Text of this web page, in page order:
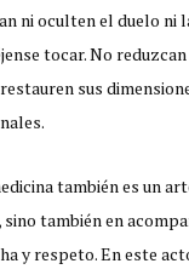
ni oculten el duelo ni
tocar. No
sus
también es un
también en
y respeto. En este